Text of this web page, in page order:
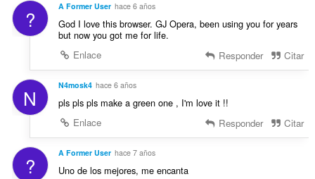
? A Former User hace 6 años
God I love this browser. GJ Opera, been using you for years
but now you got me for life.
Enlace
Responder Citar
N N4mosk4 hace 6 años
pls pls pls make a green one , I'm love it !!
Enlace
Responder Citar
? A Former User hace 7 años
Uno de los mejores, me encanta